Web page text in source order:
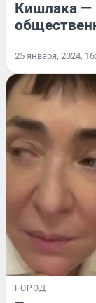
Кишлака —
25 января, 2024,
ГОРОД